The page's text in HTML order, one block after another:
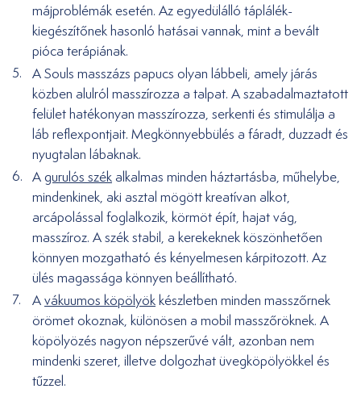
májproblémák esetén. Az egyedülálló táplálék-
kiegészítőnek hasonló hatásai vannak, mint a bevált
pióca terápiának.
A Souls masszázs papucs olyan lábbeli, amely járás
közben alulról masszírozza a talpat. A szabadalmaztatott
felület hatékonyan masszírozza, serkenti és stimulálja a
láb reflexpontjait. Megkönnyebbülés a fáradt, duzzadt és
nyugtalan lábaknak.
A gurulós szék alkalmas minden háztartásba, műhelybe,
mindenkinek, aki asztal mögött kreatívan alkot,
arcápolással foglalkozik, körmöt épít, hajat vág,
masszíroz. A szék stabil, a kerekeknek köszönhetően
könnyen mozgatható és kényelmesen kárpitozott. Az
ülés magassága könnyen beállítható.
Avákuumos köpölyökkészletben minden masszőrnek
örömet okoznak, különösen a mobil masszőröknek. A
köpölyözés nagyon népszerűvé vált, azonban nem
mindenki szeret, illetve dolgozhat üvegköpölyökkel és
tűzzel.